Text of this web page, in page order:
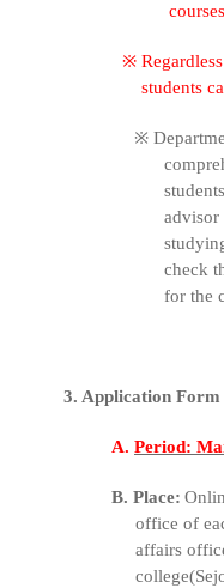
※
students
※
advisor
check
for the
3. Application Form
A. Period:
B. Place:
office of
affairs